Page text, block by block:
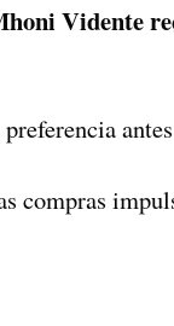
Vidente
compras